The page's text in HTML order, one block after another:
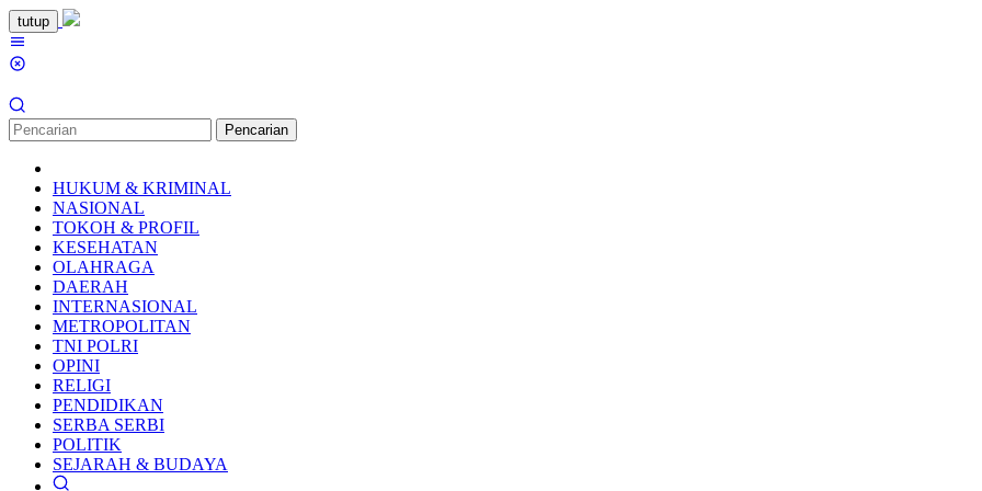
Loncat
ke
konten
tutup
Pencarian
HUKUM & KRIMINAL
NASIONAL
TOKOH & PROFIL
KESEHATAN
OLAHRAGA
DAERAH
INTERNASIONAL
METROPOLITAN
TNI POLRI
OPINI
RELIGI
PENDIDIKAN
SERBA SERBI
POLITIK
SEJARAH & BUDAYA